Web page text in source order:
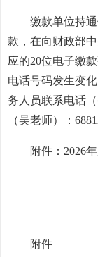
缴款单位持
款，在向财政部
应的20位电子缴
电话号码发生变
务人员联系电话
（吴老师）：
附件：2026
附件